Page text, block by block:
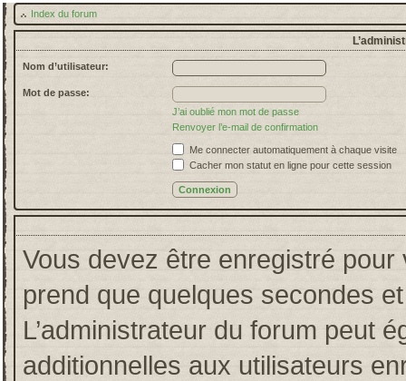
Index du forum
Nom d’utilisateur:
Mot de passe:
J’ai oublié mon mot de passe
Renvoyer l’e-mail de confirmation
Me connecter automatiquement à chaque visite
Cacher mon statut en ligne pour cette session
Vous devez être enregistré pour
prend que quelques secondes
L’administrateur du forum peut
additionnelles aux utilisateurs